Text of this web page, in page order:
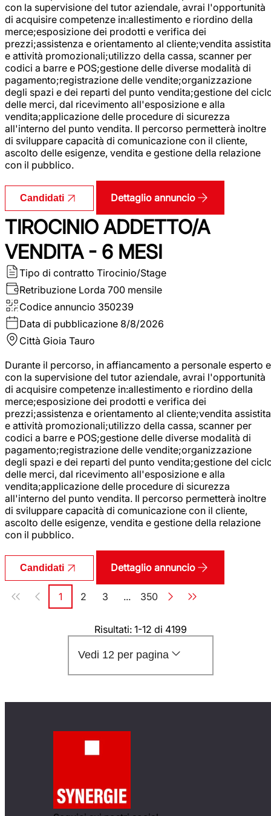
con la supervisione del tutor aziendale, avrai l'opportunità
di acquisire competenze in:allestimento e riordino della
merce;esposizione dei prodotti e verifica dei
prezzi;assistenza e orientamento al cliente;vendita assistita
e attività promozionali;utilizzo della cassa, scanner per
codici a barre e POS;gestione delle diverse modalità di
pagamento;registrazione delle vendite;organizzazione
degli spazi e dei reparti del punto vendita;gestione del
delle merci, dal ricevimento all'esposizione e alla
vendita;applicazione delle procedure di sicurezza
all'interno del punto vendita. Il percorso permetterà inoltre
di sviluppare capacità di comunicazione con il cliente,
ascolto delle esigenze, vendita e gestione della relazione
con il pubblico.
Candidati Dettaglio annuncio
TIROCINIO ADDETTO/A
VENDITA - 6 MESI
Tipo di contratto Tirocinio/Stage
Retribuzione Lorda 700 mensile
Codice annuncio 350239
Data di pubblicazione 8/8/2026
Città Gioia Tauro
Durante il percorso, in affiancamento a personale esperto e
con la supervisione del tutor aziendale, avrai l'opportunità
di acquisire competenze in:allestimento e riordino della
merce;esposizione dei prodotti e verifica dei
prezzi;assistenza e orientamento al cliente;vendita assistita
e attività promozionali;utilizzo della cassa, scanner per
codici a barre e POS;gestione delle diverse modalità di
pagamento;registrazione delle vendite;organizzazione
degli spazi e dei reparti del punto vendita;gestione del
delle merci, dal ricevimento all'esposizione e alla
vendita;applicazione delle procedure di sicurezza
all'interno del punto vendita. Il percorso permetterà inoltre
di sviluppare capacità di comunicazione con il cliente,
ascolto delle esigenze, vendita e gestione della relazione
con il pubblico.
Candidati Dettaglio annuncio
Paginazione
Pagina
1 Pagina
2 Pagina
3 ... Pagina
350
Risultati: 1-12 di 4199
Vedi 12 per pagina